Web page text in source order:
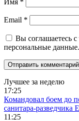
Email *
Вы соглашаетесь
персональные данные.
Лучшее за неделю
17:25
Командовал боем до
санитара-разведчика
11:25